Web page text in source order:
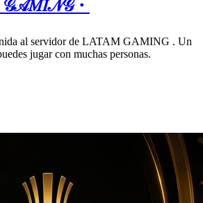
・
al servidor de LATAM GAMING . Un
jugar con muchas personas.